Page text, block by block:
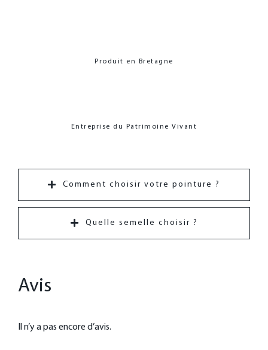
Produit en Bretagne
Entreprise du Patrimoine Vivant
Comment choisir votre pointure ?
Quelle semelle choisir ?
Avis
Il n’y a pas encore d’avis.